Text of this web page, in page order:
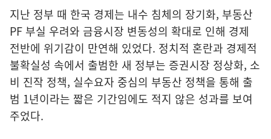
지난 정부 때 한국 경제는 내수 침체의 장기화, 부동산
PF 부실 우려와 금융시장 변동성의 확대로 인해 경제
전반에 위기감이 만연해 있었다. 정치적 혼란과 경제적
불확실성 속에서 출범한 새 정부는 증권시장 정상화, 소
비 진작 정책, 실수요자 중심의 부동산 정책을 통해 출
범 1년이라는 짧은 기간임에도 적지 않은 성과를 보여
주었다.